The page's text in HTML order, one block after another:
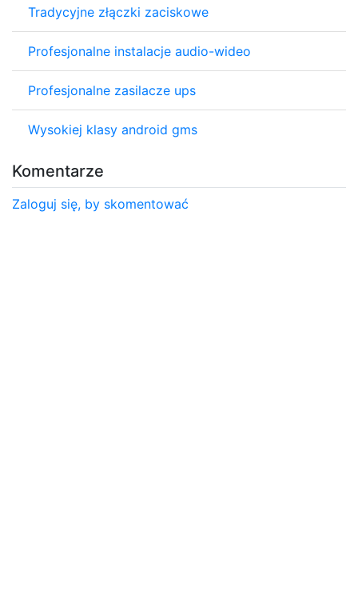
Tradycyjne złączki zaciskowe
Profesjonalne instalacje audio-wideo
Profesjonalne zasilacze ups
Wysokiej klasy android gms
Komentarze
Zaloguj się, by skomentować